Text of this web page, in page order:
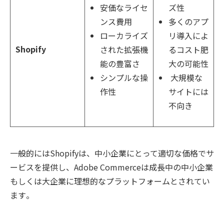
Shopify
安価なライセ
ンス費用
ローカライズ
された拡張機
能の豊富さ
シンプルな操
作性
ズ性
多くのアプ
リ導入によ
るコスト肥
大の可能性
大規模な
サイトには
不向き
一般的にはShopifyは、中小企業にとって適切な価格でサ
ービスを提供し、Adobe Commerceは成長中の中小企業
もしくは大企業に理想的なプラットフォームとされてい
ます​​。